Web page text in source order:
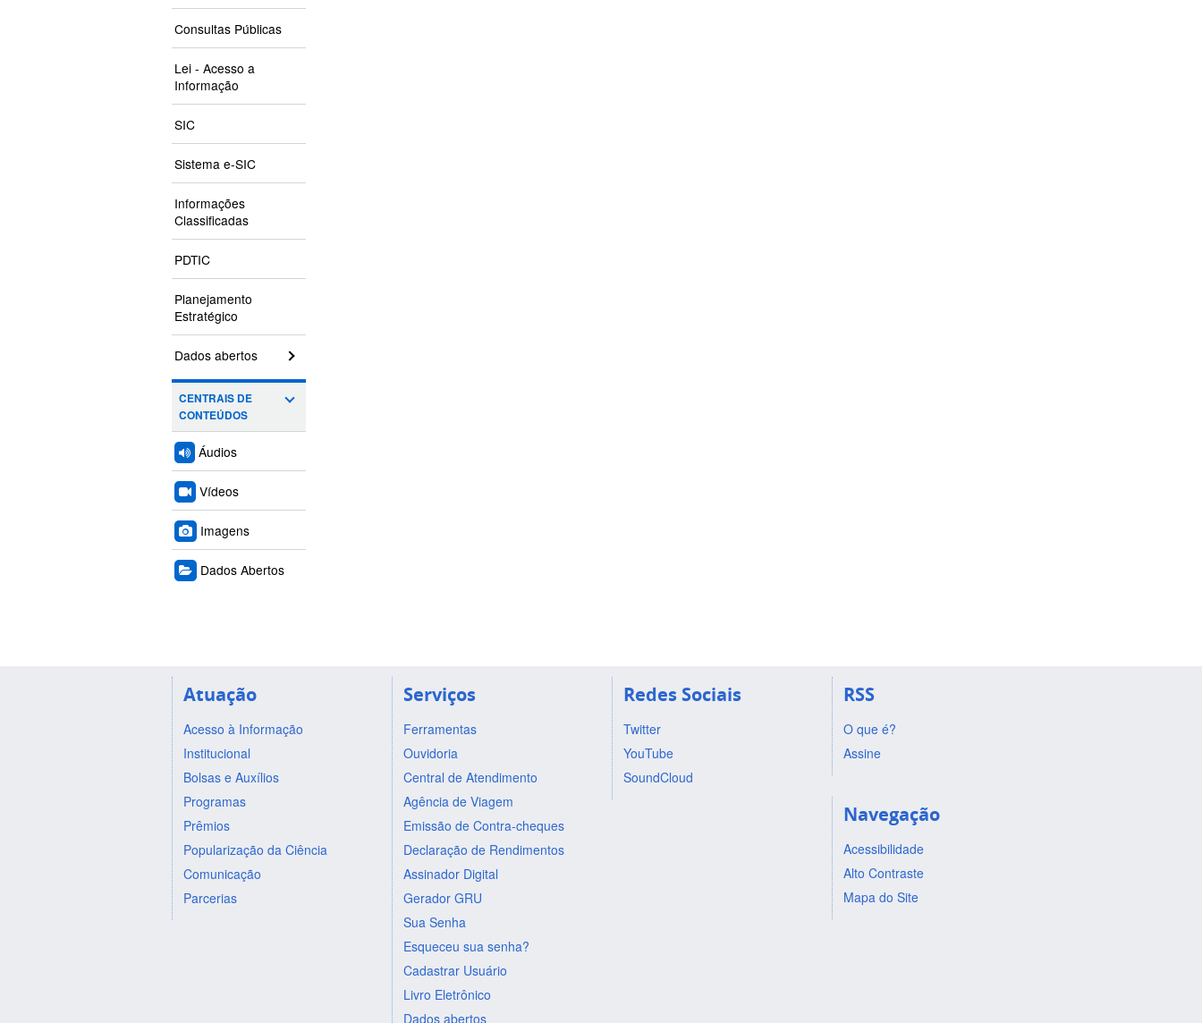
Consultas Públicas
Lei - Acesso a
Informação
SIC
Sistema e-SIC
Informações
Classificadas
PDTIC
Planejamento
Estratégico
Dados abertos
CENTRAIS DE
CONTEÚDOS
Áudios
Vídeos
Imagens
Dados Abertos
Atuação
Acesso à Informação
Institucional
Bolsas e Auxílios
Programas
Prêmios
Popularização da Ciência
Comunicação
Parcerias
Serviços
Ferramentas
Ouvidoria
Central de Atendimento
Agência de Viagem
Emissão de Contra-cheques
Declaração de Rendimentos
Assinador Digital
Gerador GRU
Sua Senha
Esqueceu sua senha?
Cadastrar Usuário
Livro Eletrônico
Dados abertos
Redes Sociais
Twitter
YouTube
SoundCloud
RSS
O que é?
Assine
Navegação
Acessibilidade
Alto Contraste
Mapa do Site